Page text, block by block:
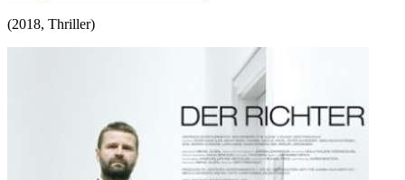
(2018, Thriller)